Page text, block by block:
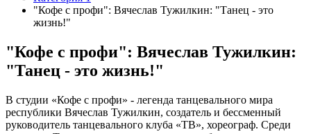
"Кофе с профи": Вячеслав Тужилкин: "Танец - это
жизнь!"
"Кофе с профи": Вячеслав Тужилкин:
"Танец - это жизнь!"
В студии «Кофе с профи» - легенда танцевального мира
республики Вячеслав Тужилкин, создатель и бессменный
руководитель танцевального клуба «ТВ», хореограф. Среди